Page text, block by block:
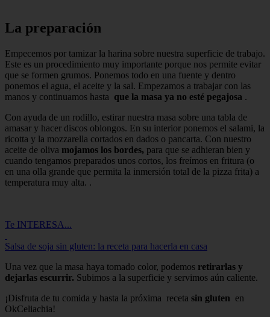
La preparación
Empecemos por tamizar la harina sobre nuestra superficie de trabajo.
Este es un procedimiento muy importante porque nos permite evitar
que se formen grumos. Ponemos todo en una fuente y dentro
ponemos el agua, el aceite y la sal. Empezamos a trabajar con las
manos y continuamos hasta que la masa ya no esté pegajosa .
Con ayuda de un rodillo, estirar nuestra masa sobre una tabla de
amasar y hacer discos oblongos. En su interior ponemos el salami, la
ricotta y la mozzarella cortados en dados o pancarta. Con nuestro
aceite de oliva mojamos los bordes, para que se adhieran bien y
cuando tengamos preparados unos cortos, los freímos en fritura (o
en una olla grande que permita la inmersión total de la pizza frita) a
temperatura muy alta. .
Te INTERESA...
Salsa de soja sin gluten: la receta para hacerla en casa
Una vez que la masa haya tomado color, podemos retirarlas y
dejarlas escurrir. Subimos a la superficie y servimos aún caliente.
¡Disfruta de tu comida y hasta la próxima receta sin gluten en
OkCeliachia!